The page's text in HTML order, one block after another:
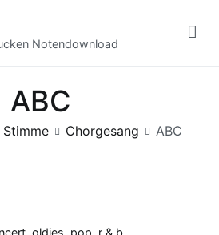
Notendownload
ABC
Chorgesang ABC
, oldies, pop, r & b